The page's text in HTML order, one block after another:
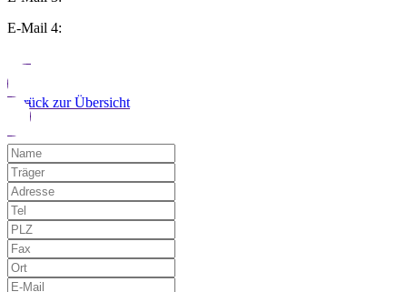
E-Mail 4:
Zurück zur Übersicht